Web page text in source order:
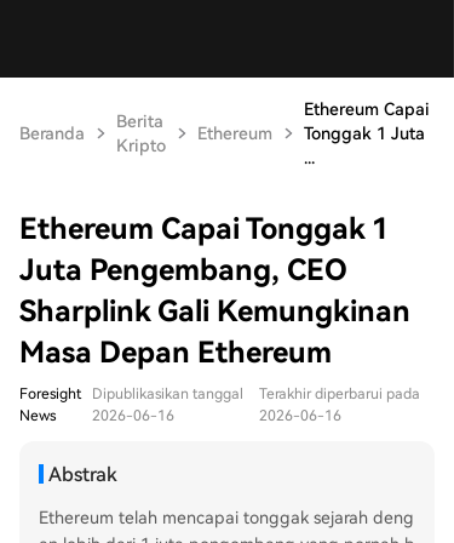
Beranda
Berita
Kripto
Ethereum
Ethereum Capai
Tonggak 1 Juta
...
Ethereum Capai Tonggak 1
Juta Pengembang, CEO
Sharplink Gali Kemungkinan
Masa Depan Ethereum
Foresight
News
Dipublikasikan tanggal
2026-06-16
Terakhir diperbarui pada
2026-06-16
Abstrak
Ethereum telah mencapai tonggak sejarah deng